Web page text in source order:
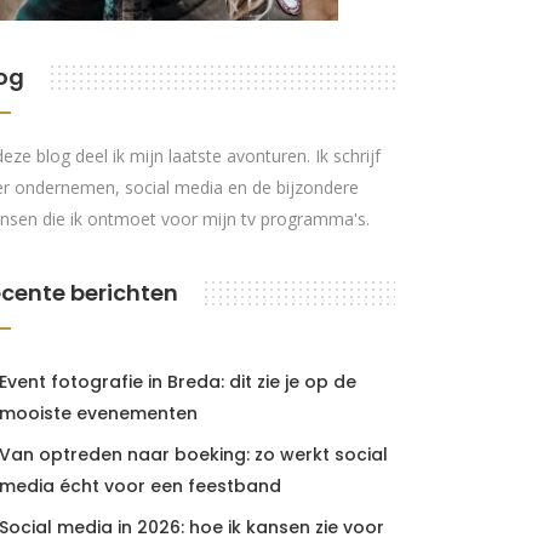
blog deel ik mijn laatste avonturen. Ik schrijf
ondernemen, social media en de bijzondere
die ik ontmoet voor mijn tv programma's.
berichten
Event fotografie in Breda: dit zie je op de
mooiste evenementen
Van optreden naar boeking: zo werkt social
media écht voor een feestband
Social media in 2026: hoe ik kansen zie voor